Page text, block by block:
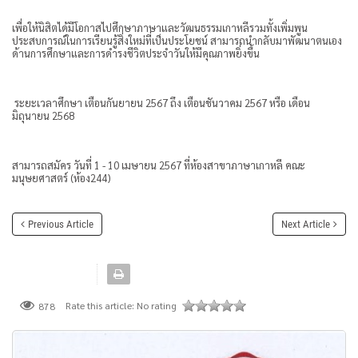
เพื่อให้นิสิตได้มีโอกาสไปศึกษาภาษาและวัฒนธรรมเกาหลีรวมทั้งเพิ่มพูน
ประสบการณ์ในการเรียนรู้สิ่งใหม่ที่เป็นประโยชน์ สามารถนำกลับมาพัฒนาตนเอง
ด้านการศึกษาและการดำรงชีวิตประจำวันให้มีคุณภาพยิ่งขึ้น
ระยะเวลาศึกษา เตือนกันยายน 2567 ถึง เตือนชันวาคม 2567 หรือ เดือน
มิถุนายน 2568
สามารถสมัคร วันที่ 1 - 10 เมษายน 2567 ที่ห้องสาขาภาษาเกาหลี คณะ
มนุษยศาสตร์ (ห้อง244)
Previous Article Next Article
878 Rate this article: No rating